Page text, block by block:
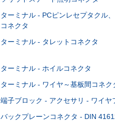
ターミナル - PCピンレセプタクル
コネクタ
ターミナル - タレットコネクタ
ターミナル - ホイルコネクタ
ターミナル - ワイヤ～基板間コネク
端子ブロック - アクセサリ - ワイヤ
バックプレーンコネクタ - DIN